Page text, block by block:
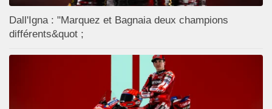
Dall'Igna : "Marquez et Bagnaia deux champions
différents&quot ;